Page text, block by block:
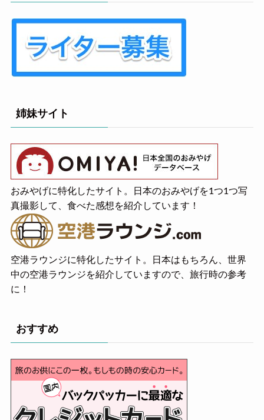
姉妹サイト
おみやげに特化したサイト。日本のおみやげを1つ1つ写
真撮影して、食べた感想を紹介しています！
空港ラウンジに特化したサイト。日本はもちろん、世界
中の空港ラウンジを紹介していますので、旅行時の参考
に！
おすすめ